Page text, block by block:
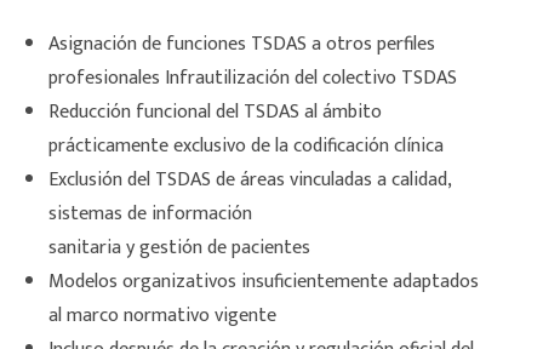
Asignación de funciones TSDAS a otros perfiles
profesionales Infrautilización del colectivo TSDAS
Reducción funcional del TSDAS al ámbito
prácticamente exclusivo de la codificación clínica
Exclusión del TSDAS de áreas vinculadas a calidad,
sistemas de información
sanitaria y gestión de pacientes
Modelos organizativos insuficientemente adaptados
al marco normativo vigente